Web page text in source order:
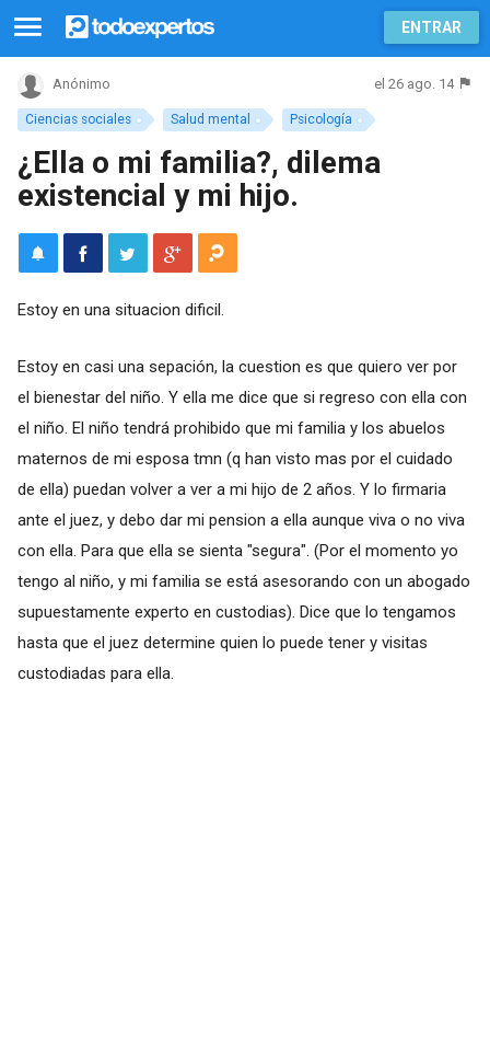
ENTRAR
Ciencias sociales Salud mental Psicología
Anónimo el 26 ago. 14
¿Ella o mi familia?, dilema
existencial y mi hijo.
Estoy en una situacion dificil.
Estoy en casi una sepación, la cuestion es que quiero ver por
el bienestar del niño. Y ella me dice que si regreso con ella con
el niño. El niño tendrá prohibido que mi familia y los abuelos
maternos de mi esposa tmn (q han visto mas por el cuidado
de ella) puedan volver a ver a mi hijo de 2 años. Y lo firmaria
ante el juez, y debo dar mi pension a ella aunque viva o no viva
con ella. Para que ella se sienta "segura". (Por el momento yo
tengo al niño, y mi familia se está asesorando con un abogado
supuestamente experto en custodias). Dice que lo tengamos
hasta que el juez determine quien lo puede tener y visitas
custodiadas para ella.